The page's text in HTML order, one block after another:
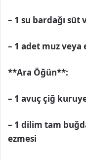
– 1 su bardağı
– 1 adet muz veya
**Ara Öğün**:
– 1 avuç çiğ
– 1 dilim tam
ezmesi